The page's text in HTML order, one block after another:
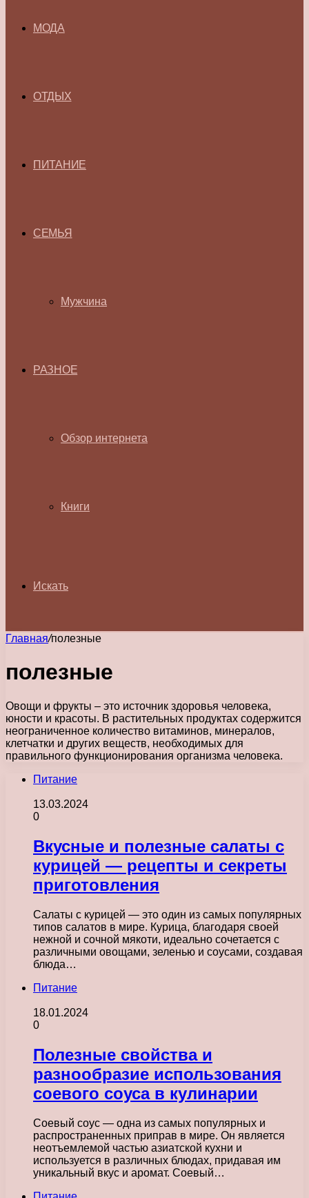
МОДА
ОТДЫХ
ПИТАНИЕ
СЕМЬЯ
Мужчина
РАЗНОЕ
Обзор интернета
Книги
Искать
Главная/полезные
полезные
Овощи и фрукты – это источник здоровья человека,
юности и красоты. В растительных продуктах содержится
неограниченное количество витаминов, минералов,
клетчатки и других веществ, необходимых для
правильного функционирования организма человека.
Питание
13.03.2024
0
Вкусные и полезные салаты с
курицей — рецепты и секреты
приготовления
Салаты с курицей — это один из самых популярных
типов салатов в мире. Курица, благодаря своей
нежной и сочной мякоти, идеально сочетается с
различными овощами, зеленью и соусами, создавая
блюда…
Питание
18.01.2024
0
Полезные свойства и
разнообразие использования
соевого соуса в кулинарии
Соевый соус — одна из самых популярных и
распространенных приправ в мире. Он является
неотъемлемой частью азиатской кухни и
используется в различных блюдах, придавая им
уникальный вкус и аромат. Соевый…